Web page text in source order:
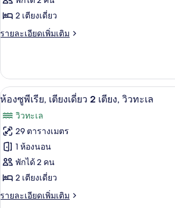
เตียง
ห้อง
พัก,
เดี่ยว
2
เตียง
2 เตียงเดี่ยว
รายละเอียดเพิ่มเติม
ราย
เกี่ยว
กับ
ห้อง
เตียง
เดี่ยว
2
เตียง
เปิด
ภาพถ่าย
ทั้งหมด
ของ
ห้อง
ซู
พี
ห้องซูพีเรี
7
ห้องซูพีเรีย, เตียงเดี่ยว 2 เตียง, วิวทะเล
วิวทะเล
29 ตารางเมตร
1 ห้องนอน
พักได้ 2 คน
2 เตียงเดี่ยว
รายละเอียดเพิ่มเติม
ราย